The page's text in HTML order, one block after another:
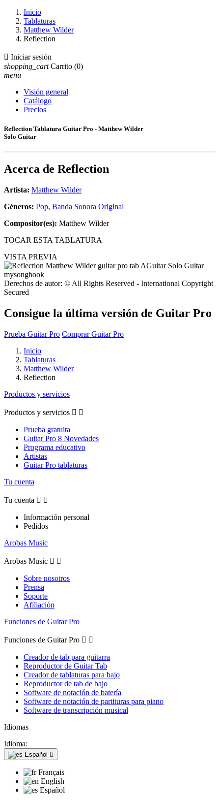
Inicio
Tablaturas
Matthew Wilder
Reflection
 Iniciar sesión
shopping_cart Carrito (0)
menu
Visión general
Catálogo
Precios
Reflection Tablatura Guitar Pro - Matthew Wilder
Solo Guitar
Acerca de Reflection
Artista: Matthew Wilder
Géneros: Pop, Banda Sonora Original
Compositor(es): Matthew Wilder
TOCAR ESTA TABLATURA
VISTA PREVIA
Derechos de autor: © All Rights Reserved - International Copyright
Secured
Consigue la última versión de Guitar Pro
Prueba Guitar Pro Comprar Guitar Pro
Inicio
Tablaturas
Matthew Wilder
Reflection
Productos y servicios
Productos y servicios  
Prueba gratuita
Guitar Pro 8 Novedades
Programa educativo
Artistas
Guitar Pro tablaturas
Tu cuenta
Tu cuenta  
Información personal
Pedidos
Arobas Music
Arobas Music  
Sobre nosotros
Prensa
Soporte
Afiliación
Funciones de Guitar Pro
Funciones de Guitar Pro  
Creador de tab para guitarra
Reproductor de Guitar Tab
Creador de tablaturas para bajo
Reproductor de tab de bajo
Software de notación de batería
Software de notación de partituras para piano
Software de transcripción musical
Idiomas
Idioma:
Español 
Français
English
Español